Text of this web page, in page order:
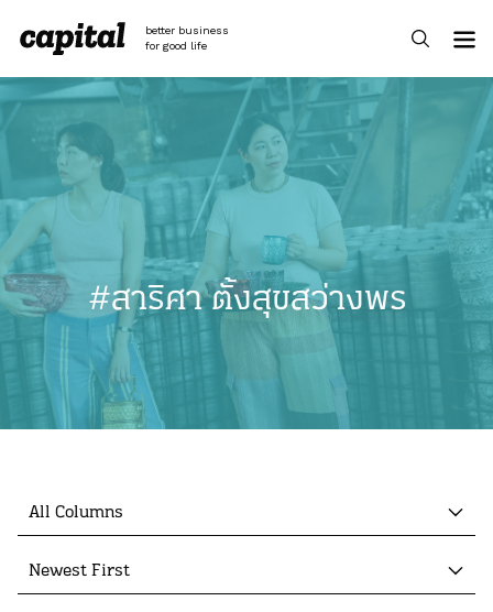
content
better business
for good life
#สาริศา ตั้งสุขสว่างพร
All Columns
Newest First